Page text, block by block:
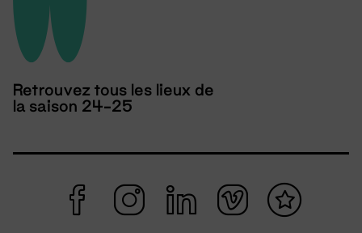
Retrouvez tous les lieux de
la saison 24-25